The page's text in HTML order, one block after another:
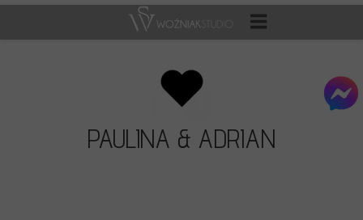
PAULINA & ADRIAN